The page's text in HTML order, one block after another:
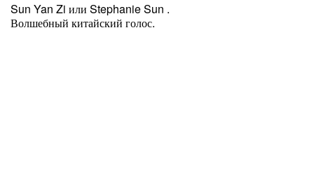
Sun Yan Zi или Stephanie Sun .
Волшебный китайский голос.